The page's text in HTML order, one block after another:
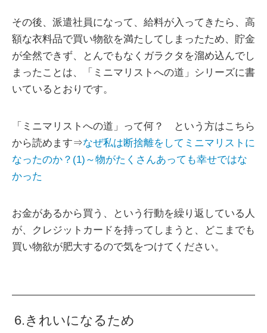
その後、派遣社員になって、給料が入ってきたら、高
額な衣料品で買い物欲を満たしてしまったため、貯金
が全然できず、とんでもなくガラクタを溜め込んでし
まったことは、「ミニマリストへの道」シリーズに書
いているとおりです。
「ミニマリストへの道」って何？ という方はこちら
から読めます⇒なぜ私は断捨離をしてミニマリストに
なったのか？(1)～物がたくさんあっても幸せではな
かった
お金があるから買う、という行動を繰り返している人
が、クレジットカードを持ってしまうと、どこまでも
買い物欲が肥大するので気をつけてください。
6.きれいになるため